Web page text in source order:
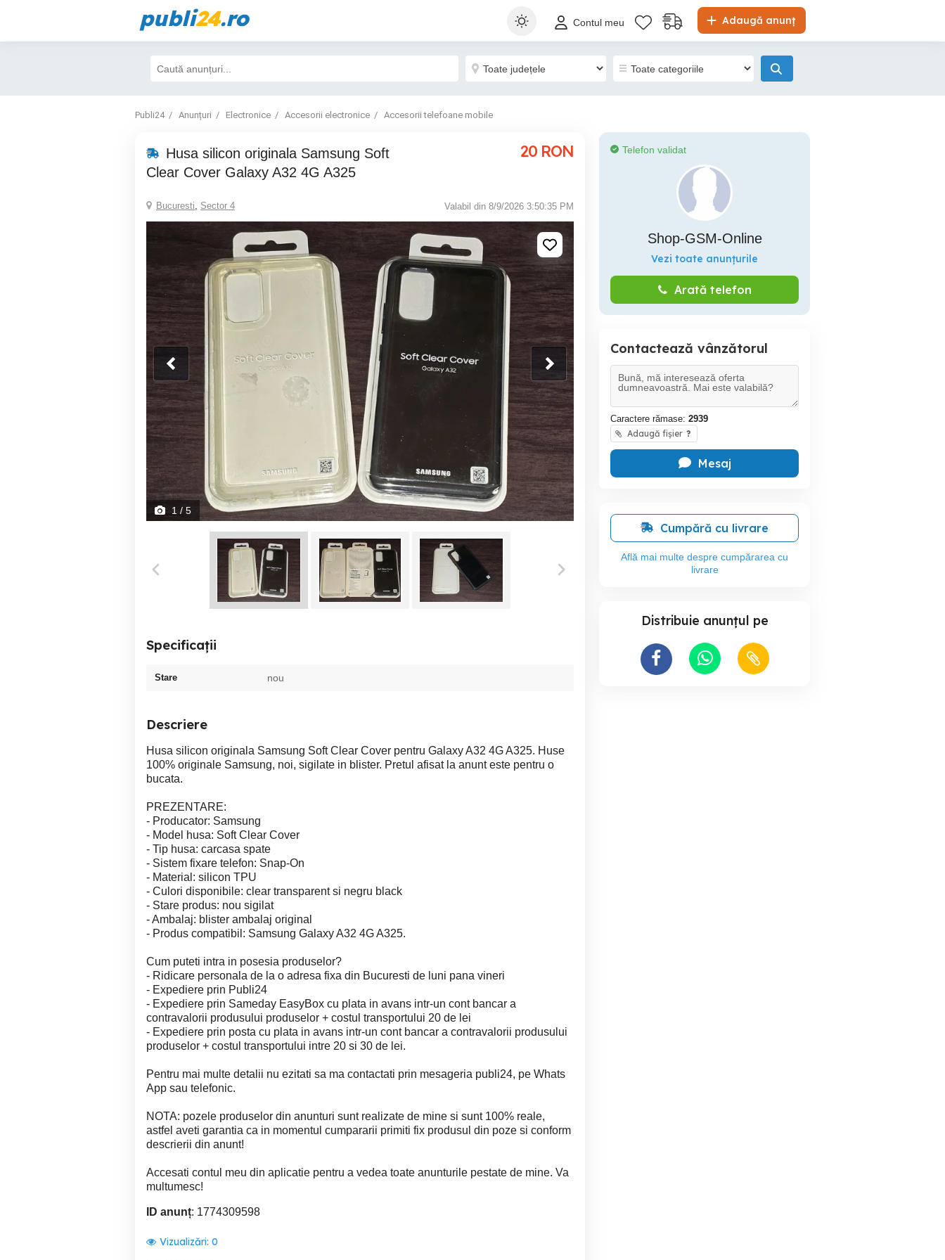
publi24.ro Adaugă anunț
Contul meu
Publi24 Anunțuri Electronice Accesorii electronice Accesorii telefoane mobile
Husa silicon originala Samsung Soft
Clear Cover Galaxy A32 4G A325
20 RON
Bucuresti, Sector 4 Valabil din 8/9/2026 3:50:35 PM
1 / 5
Specificații
Stare nou
Descriere
Husa silicon originala Samsung Soft Clear Cover pentru Galaxy A32 4G A325. Huse
100% originale Samsung, noi, sigilate in blister. Pretul afisat la anunt este pentru o
bucata.
PREZENTARE:
- Producator: Samsung
- Model husa: Soft Clear Cover
- Tip husa: carcasa spate
- Sistem fixare telefon: Snap-On
- Material: silicon TPU
- Culori disponibile: clear transparent si negru black
- Stare produs: nou sigilat
- Ambalaj: blister ambalaj original
- Produs compatibil: Samsung Galaxy A32 4G A325.
Cum puteti intra in posesia produselor?
- Ridicare personala de la o adresa fixa din Bucuresti de luni pana vineri
- Expediere prin Publi24
- Expediere prin Sameday EasyBox cu plata in avans intr-un cont bancar a
contravalorii produsului produselor + costul transportului 20 de lei
- Expediere prin posta cu plata in avans intr-un cont bancar a contravalorii produsului
produselor + costul transportului intre 20 si 30 de lei.
Pentru mai multe detalii nu ezitati sa ma contactati prin mesageria publi24, pe Whats
App sau telefonic.
NOTA: pozele produselor din anunturi sunt realizate de mine si sunt 100% reale,
astfel aveti garantia ca in momentul cumpararii primiti fix produsul din poze si conform
descrierii din anunt!
Accesati contul meu din aplicatie pentru a vedea toate anunturile pestate de mine. Va
multumesc!
ID anunț: 1774309598
Vizualizări: 0
Telefon validat
Shop-GSM-Online
Vezi toate anunțurile
Arată telefon
Contactează vânzătorul
Caractere rămase: 2939
Adaugă fișier ?
Mesaj
Cumpără cu livrare
Află mai multe despre cumpărarea cu
livrare
Distribuie anunțul pe